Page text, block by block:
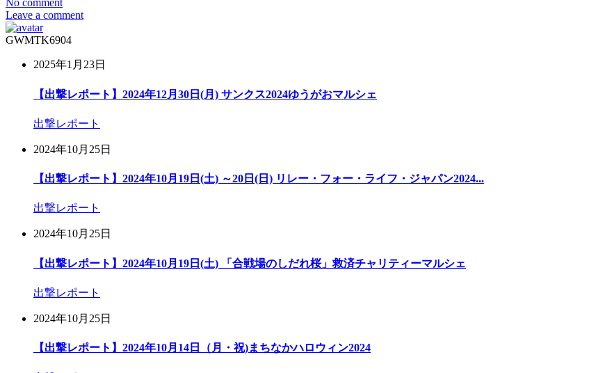
No comment
Leave a comment
GWMTK6904
2025年1月23日
【出撃レポート】2024年12月30日(月) サンクス2024ゆうがおマルシェ
出撃レポート
2024年10月25日
【出撃レポート】2024年10月19日(土) ～20日(日) リレー・フォー・ライフ・ジャパン2024...
出撃レポート
2024年10月25日
【出撃レポート】2024年10月19日(土) 「合戦場のしだれ桜」救済チャリティーマルシェ
出撃レポート
2024年10月25日
【出撃レポート】2024年10月14日（月・祝)まちなかハロウィン2024